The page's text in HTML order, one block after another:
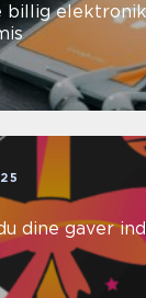
billig
dine gaver